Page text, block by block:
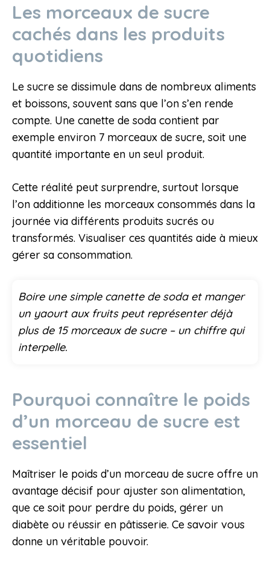
Les morceaux de sucre
cachés dans les produits
quotidiens
Le sucre se dissimule dans de nombreux aliments
et boissons, souvent sans que l’on s’en rende
compte. Une canette de soda contient par
exemple environ 7 morceaux de sucre, soit une
quantité importante en un seul produit.
Cette réalité peut surprendre, surtout lorsque
l’on additionne les morceaux consommés dans la
journée via différents produits sucrés ou
transformés. Visualiser ces quantités aide à mieux
gérer sa consommation.
Boire une simple canette de soda et manger
un yaourt aux fruits peut représenter déjà
plus de 15 morceaux de sucre – un chiffre qui
interpelle.
Pourquoi connaître le poids
d’un morceau de sucre est
essentiel
Maîtriser le poids d’un morceau de sucre offre un
avantage décisif pour ajuster son alimentation,
que ce soit pour perdre du poids, gérer un
diabète ou réussir en pâtisserie. Ce savoir vous
donne un véritable pouvoir.